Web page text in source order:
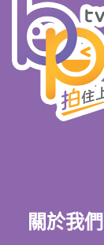
關於我們